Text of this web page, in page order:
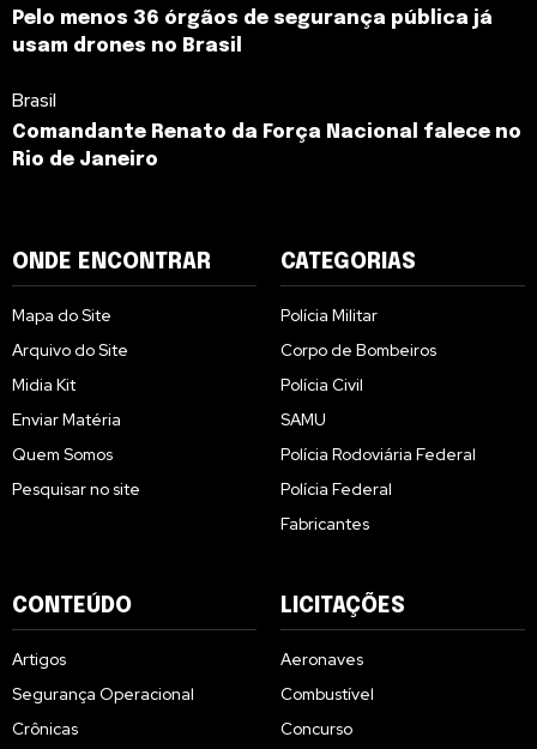
Pelo menos 36 órgãos de segurança pública já
usam drones no Brasil
Brasil
Comandante Renato da Força Nacional falece no
Rio de Janeiro
ONDE ENCONTRAR
Mapa do Site
Arquivo do Site
Midia Kit
Enviar Matéria
Quem Somos
Pesquisar no site
CATEGORIAS
Polícia Militar
Corpo de Bombeiros
Polícia Civil
SAMU
Polícia Rodoviária Federal
Polícia Federal
Fabricantes
CONTEÚDO
Artigos
Segurança Operacional
Crônicas
LICITAÇÕES
Aeronaves
Combustível
Concurso